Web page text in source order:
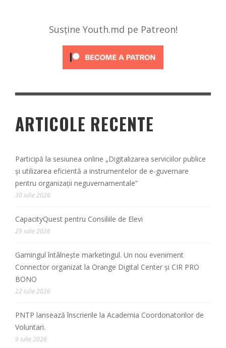
Susține Youth.md pe Patreon!
ARTICOLE RECENTE
Participă la sesiunea online „Digitalizarea serviciilor publice
și utilizarea eficientă a instrumentelor de e-guvernare
pentru organizații neguvernamentale”
30 iulie 2026
CapacityQuest pentru Consiliile de Elevi
29 iulie 2026
Gamingul întâlnește marketingul. Un nou eveniment
Connector organizat la Orange Digital Center și CIR PRO
BONO
22 iulie 2026
PNTP lansează înscrierile la Academia Coordonatorilor de
Voluntari.
9 iulie 2026